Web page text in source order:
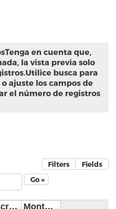
Tenga en cuenta que,
la vista previa solo
busca para
ajuste los campos de
el número de registros
Filters
Fields
Go »
Descripción
Monto en pesos